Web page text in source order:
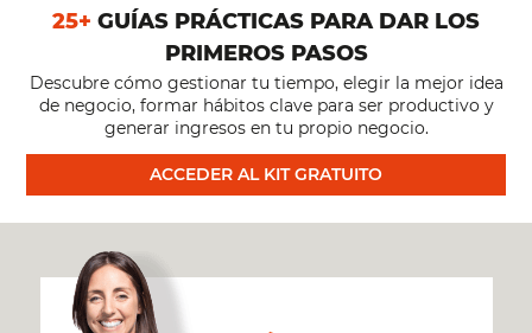
25+ GUÍAS PRÁCTICAS PARA DAR LOS
PRIMEROS PASOS
Descubre cómo gestionar tu tiempo, elegir la mejor idea
de negocio, formar hábitos clave para ser productivo y
generar ingresos en tu propio negocio.
ACCEDER AL KIT GRATUITO